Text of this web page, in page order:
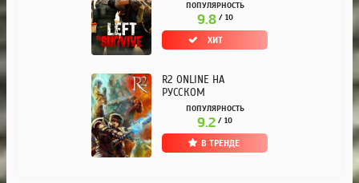
ПОПУЛЯРНОСТЬ
9.8 / 10
ХИТ
R2 ONLINE НА
РУССКОМ
ПОПУЛЯРНОСТЬ
9.2 / 10
В ТРЕНДЕ